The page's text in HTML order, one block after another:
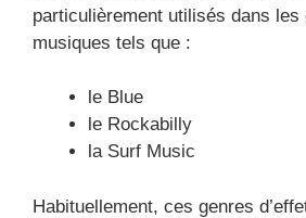
particulièrement utilisés dans les
musiques tels que :
le Blue
le Rockabilly
la Surf Music
Habituellement, ces genres